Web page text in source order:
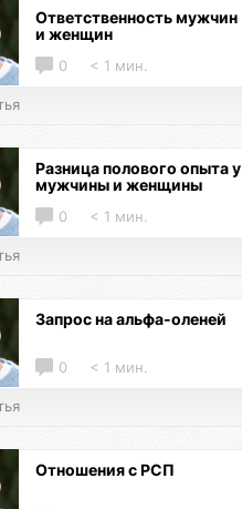
Ответственность мужчин
и женщин
0 < 1 мин.
Разница полового опыта у
мужчины и женщины
0 < 1 мин.
Запрос на альфа-оленей
0 < 1 мин.
Отношения с РСП